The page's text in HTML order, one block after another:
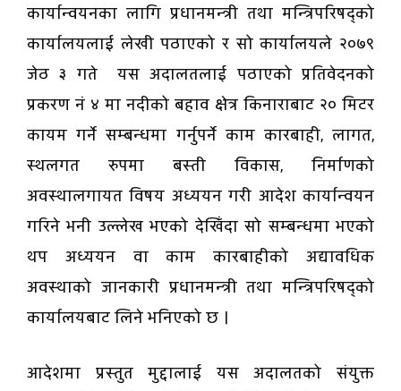
कार्यान्वयनका लागि प्रधानमन्त्री तथा मन्त्रिपरिषद्को
कार्यालयलाई लेखी पठाएको र सो कार्यालयले २०७९
जेठ ३ गते यस अदालतलाई पठाएको प्रतिवेदनको
प्रकरण नं ४ मा नदीको बहाव क्षेत्र किनाराबाट २० मिटर
कायम गर्ने सम्बन्धमा गर्नुपर्ने काम कारबाही, लागत,
स्थलगत रुपमा बस्ती विकास, निर्माणको
अवस्थालगायत विषय अध्ययन गरी आदेश कार्यान्वयन
गरिने भनी उल्लेख भएको देखिँदा सो सम्बन्धमा भएको
थप अध्ययन वा काम कारबाहीको अद्यावधिक
अवस्थाको जानकारी प्रधानमन्त्री तथा मन्त्रिपरिषद्को
कार्यालयबाट लिने भनिएको छ ।
आदेशमा प्रस्तुत मुद्दालाई यस अदालतको संयुक्त